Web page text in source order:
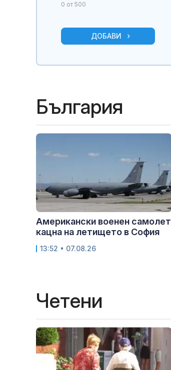
0 от 500
ДОБАВИ
България
Американски военен самолет
кацна на летището в София
13:52 • 07.08.26
Четени